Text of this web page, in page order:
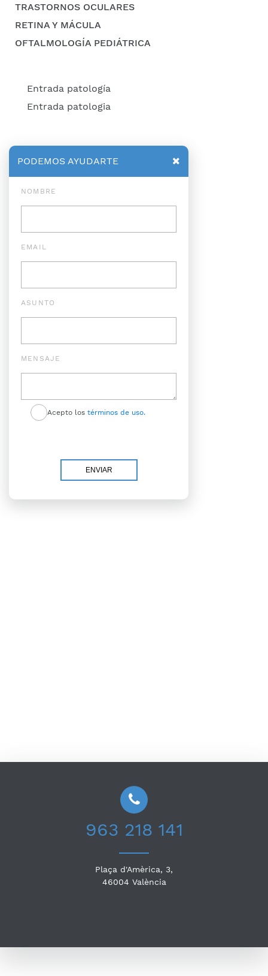
TRASTORNOS OCULARES
RETINA Y MÁCULA
OFTALMOLOGÍA PEDIÁTRICA
Entrada patología
Entrada patologia
PODEMOS AYUDARTE
NOMBRE
EMAIL
ASUNTO
MENSAJE
Acepto los términos de uso.
963 218 141
Plaça d'Amèrica, 3,
46004 València